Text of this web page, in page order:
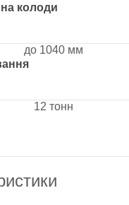
колоди
до 1040 мм
12 тонн